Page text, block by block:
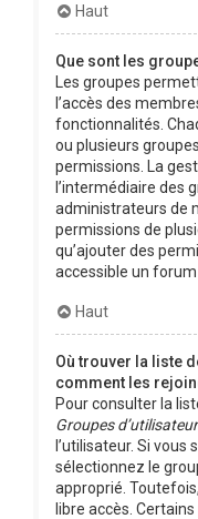
Haut
Que sont les
Les groupes
l’accès des
fonctionnalités.
ou plusieurs
permissions. La
l’intermédiaire des
administrateurs de
permissions de
qu’ajouter des
accessible un forum
Haut
Où trouver la liste
comment les
Pour consulter la
Groupes
l’utilisateur. Si
sélectionnez le
approprié.
libre accès.